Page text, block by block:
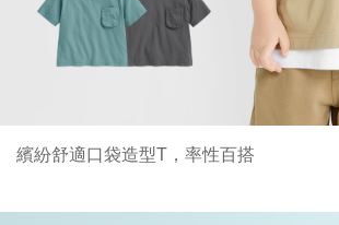
繽紛舒適口袋造型T，率性百搭